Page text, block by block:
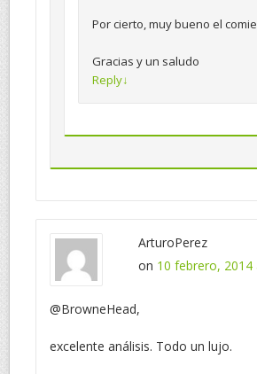
Por cierto, muy bueno el
Gracias y un saludo
Reply↓
ArturoPerez
on 10 febrero, 2014
@BrowneHead,
excelente análisis. Todo un lujo.